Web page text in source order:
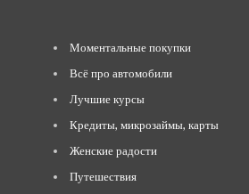
Моментальные покупки
Всё про автомобили
Лучшие курсы
Кредиты, микрозаймы, карты
Женские радости
Путешествия